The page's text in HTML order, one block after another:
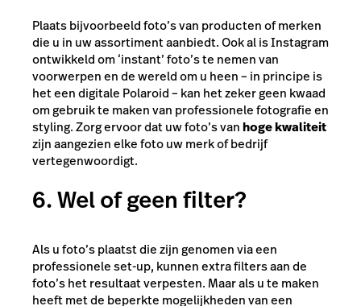
Plaats bijvoorbeeld foto’s van producten of merken
die u in uw assortiment aanbiedt. Ook al is Instagram
ontwikkeld om ‘instant’ foto’s te nemen van
voorwerpen en de wereld om u heen – in principe is
het een digitale Polaroid – kan het zeker geen kwaad
om gebruik te maken van professionele fotografie en
styling. Zorg ervoor dat uw foto’s vanhoge kwaliteit
zijn aangezien elke foto uw merk of bedrijf
vertegenwoordigt.
6. Wel of geen filter?
Als u foto’s plaatst die zijn genomen via een
professionele set-up, kunnen extra filters aan de
foto’s het resultaat verpesten. Maar als u te maken
heeft met de beperkte mogelijkheden van een